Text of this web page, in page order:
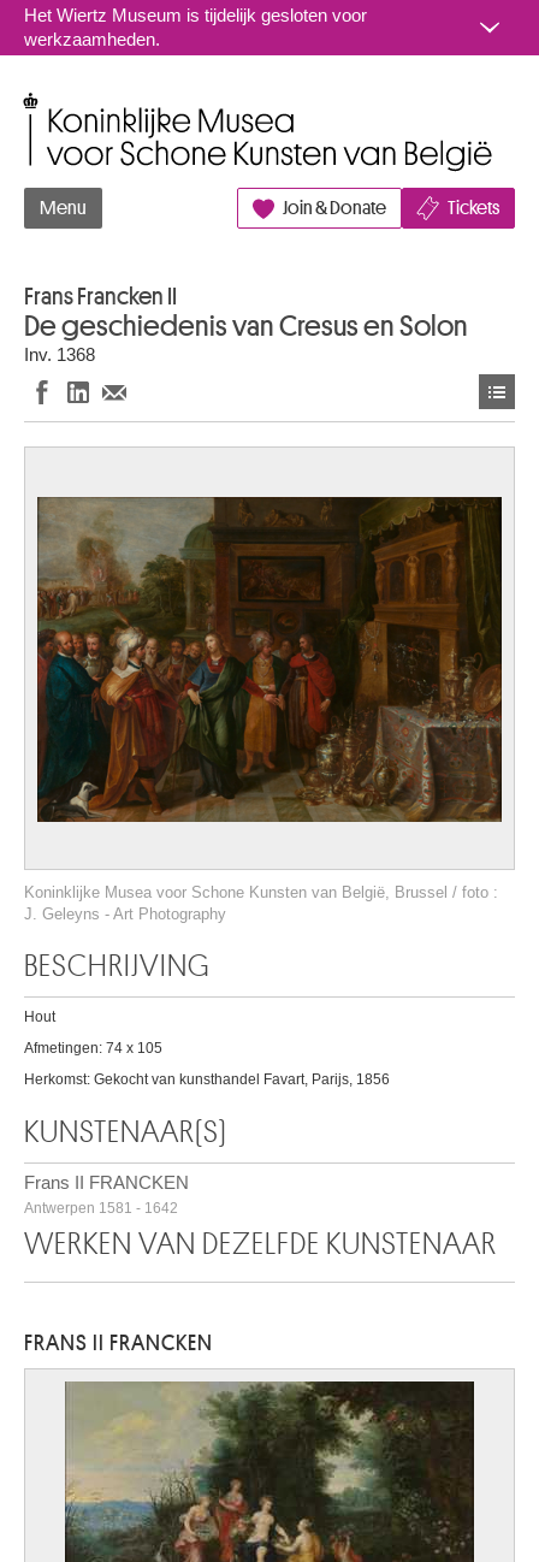
Naar inhoud
Het Wiertz Museum is tijdelijk gesloten voor
werkzaamheden.
Menu Join & Donate Tickets
Frans Francken II
De geschiedenis van Cresus en Solon
Inv. 1368
Koninklijke Musea voor Schone Kunsten van België, Brussel / foto :
J. Geleyns - Art Photography
BESCHRIJVING
Hout
Afmetingen: 74 x 105
Herkomst: Gekocht van kunsthandel Favart, Parijs, 1856
KUNSTENAAR(S)
Frans II FRANCKEN
Antwerpen 1581 - 1642
WERKEN VAN DEZELFDE KUNSTENAAR
FRANS II FRANCKEN